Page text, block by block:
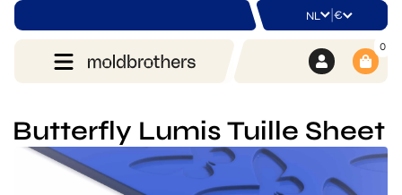
NL |€
0
Butterfly Lumis Tuille Sheet